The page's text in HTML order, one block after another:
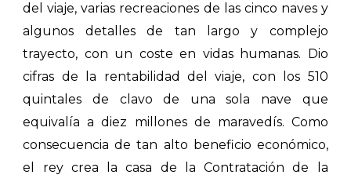
del viaje, varias recreaciones de las cinco naves y
algunos detalles de tan largo y complejo
trayecto, con un coste en vidas humanas. Dio
cifras de la rentabilidad del viaje, con los 510
quintales de clavo de una sola nave que
equivalía a diez millones de maravedís. Como
consecuencia de tan alto beneficio económico,
el rey crea la casa de la Contratación de la